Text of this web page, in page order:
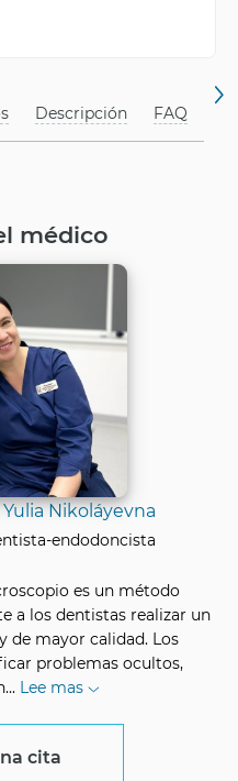
Descripción FAQ
médico
Nikoláyevna
endodoncista
es un método
a los dentistas realizar un
de mayor calidad. Los
problemas ocultos,
... Lee mas
cita